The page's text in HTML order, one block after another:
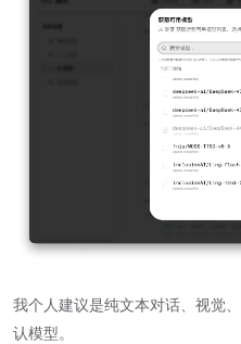
我个人建议是纯文本对话、视觉
认模型。